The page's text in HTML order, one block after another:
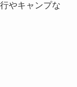
やキャンプな